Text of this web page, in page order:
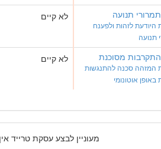
תמרורי תנועה
היודעת לזהות ולפענח
תנועה
לא קיים
התקרבות מסוכנת
המזהה סכנה להתנגשות
באופן אוטונומי
לא קיים
מעוניין לבצע עסקת טרייד